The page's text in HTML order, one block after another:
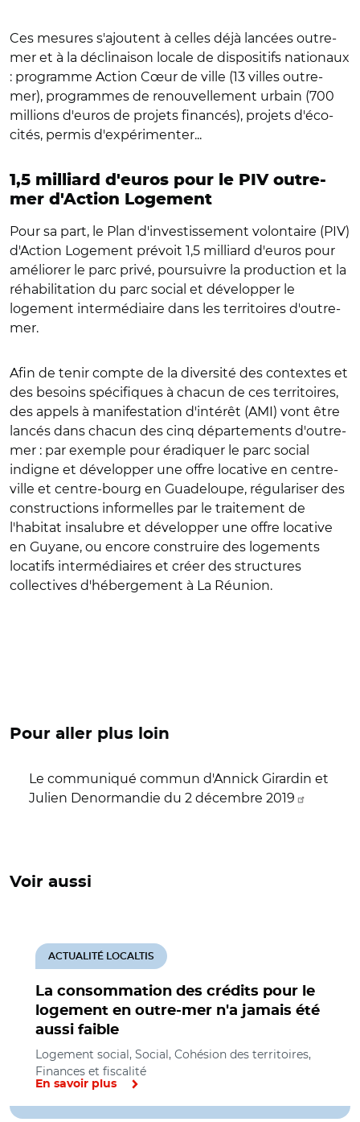
Ces mesures s'ajoutent à celles déjà lancées outre-
mer et à la déclinaison locale de dispositifs nationaux
: programme Action Cœur de ville (13 villes outre-
mer), programmes de renouvellement urbain (700
millions d'euros de projets financés), projets d'éco-
cités, permis d'expérimenter...
1,5 milliard d'euros pour le PIV outre-
mer d'Action Logement
Pour sa part, le Plan d'investissement volontaire (PIV)
d'Action Logement prévoit 1,5 milliard d'euros pour
améliorer le parc privé, poursuivre la production et la
réhabilitation du parc social et développer le
logement intermédiaire dans les territoires d'outre-
mer.
Afin de tenir compte de la diversité des contextes et
des besoins spécifiques à chacun de ces territoires,
des appels à manifestation d'intérêt (AMI) vont être
lancés dans chacun des cinq départements d'outre-
mer : par exemple pour éradiquer le parc social
indigne et développer une offre locative en centre-
ville et centre-bourg en Guadeloupe, régulariser des
constructions informelles par le traitement de
l'habitat insalubre et développer une offre locative
en Guyane, ou encore construire des logements
locatifs intermédiaires et créer des structures
collectives d'hébergement à La Réunion.
Pour aller plus loin
Le communiqué commun d'Annick Girardin et
Julien Denormandie du 2 décembre 2019
Voir aussi
La consommation des crédits pour le
logement en outre-mer n'a jamais été
aussi faible
ACTUALITÉ LOCALTIS
Logement social, Social, Cohésion des territoires,
Finances et fiscalité
En savoir plus